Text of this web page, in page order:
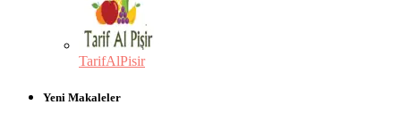
TarifAlPisir
Yeni Makaleler